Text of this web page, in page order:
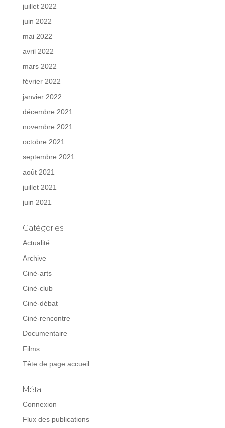
juillet 2022
juin 2022
mai 2022
avril 2022
mars 2022
février 2022
janvier 2022
décembre 2021
novembre 2021
octobre 2021
septembre 2021
août 2021
juillet 2021
juin 2021
Catégories
Actualité
Archive
Ciné-arts
Ciné-club
Ciné-débat
Ciné-rencontre
Documentaire
Films
Tête de page accueil
Méta
Connexion
Flux des publications